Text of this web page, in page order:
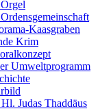
Kaasgraben
Krim
Umweltprogramm
Judas Thaddäus